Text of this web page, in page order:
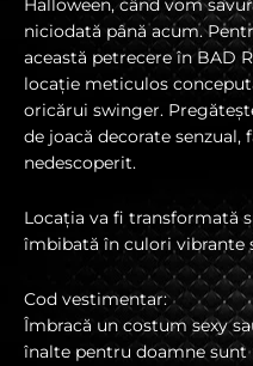
Halloween, când vom
niciodată până acum.
această petrecere în BAD
locație meticulos
oricărui swinger.
de joacă decorate senzual,
nedescoperit.
Locația va fi transformată
îmbibată în culori vibrante
Cod vestimentar:
Îmbracă un costum sexy
înalte pentru doamne sunt